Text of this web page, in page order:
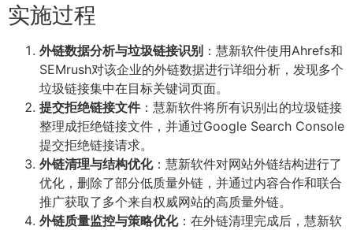
实施过程
外链数据分析与垃圾链接识别 ：慧新软件使用Ahrefs和
SEMrush对该企业的外链数据进行详细分析，发现多个
垃圾链接集中在目标关键词页面。
提交拒绝链接文件：慧新软件将所有识别出的垃圾链接
整理成拒绝链接文件，并通过Google Search Console
提交拒绝链接请求。
外链清理与结构优化：慧新软件对网站外链结构进行了
优化，删除了部分低质量外链，并通过内容合作和联合
推广获取了多个来自权威网站的高质量外链。
外链质量监控与策略优化：在外链清理完成后，慧新软